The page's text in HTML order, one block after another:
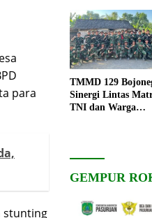
para
stunting
TMMD 129
Sinergi Lintas
TNI dan Warga
GEMPUR